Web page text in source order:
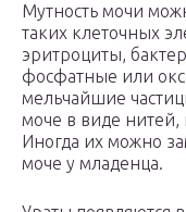
Мутность мочи
таких клеточных
эритроциты,
фосфатные или
мельчайшие
моче в виде
Иногда их можно
моче у младенца.